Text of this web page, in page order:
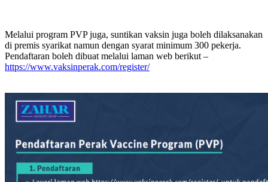
Melalui program PVP juga, suntikan vaksin juga boleh dilaksanakan
di premis syarikat namun dengan syarat minimum 300 pekerja.
Pendaftaran boleh dibuat melalui laman web berikut –
https://www.vaksinperak.com/register/